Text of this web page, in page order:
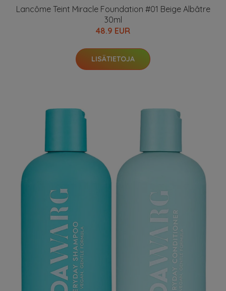
Lancôme Teint Miracle Foundation #01 Beige Albâtre
30ml
48.9 EUR
LISÄTIETOJA